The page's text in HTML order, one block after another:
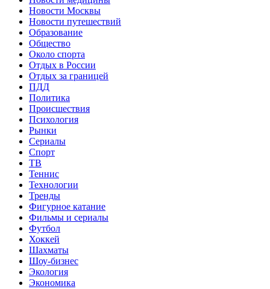
Новости Москвы
Новости путешествий
Образование
Общество
Около спорта
Отдых в России
Отдых за границей
ПДД
Политика
Происшествия
Психология
Рынки
Сериалы
Спорт
ТВ
Теннис
Технологии
Тренды
Фигурное катание
Фильмы и сериалы
Футбол
Хоккей
Шахматы
Шоу-бизнес
Экология
Экономика